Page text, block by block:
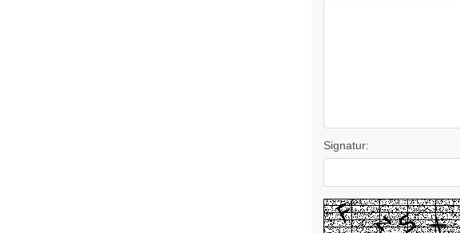
Signatur: